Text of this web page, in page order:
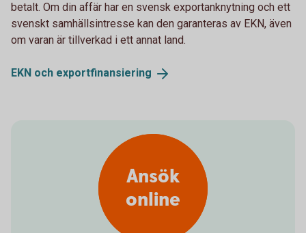
betalt. Om din affär har en svensk exportanknytning och ett
svenskt samhällsintresse kan den garanteras av EKN, även
om varan är tillverkad i ett annat land.
EKN och exportfinansiering
Ansök
online